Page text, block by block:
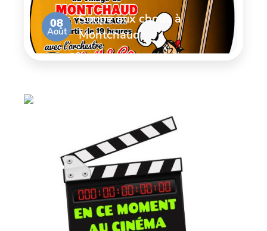
08
Août
Soupe aux choux à
Montchaud